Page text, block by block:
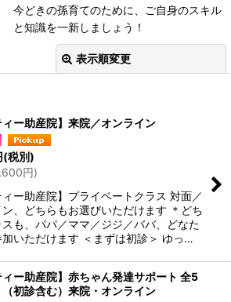
今どきの孫育てのために、ご自身のスキル
と知識を一新しましょう！
表示順変更
絞り込む
ィー助産院】来院／オンライン
(税別)
円)
ィー助産院】プライベートクラス 対面／
、どちらもお選びいただけます ＊どち
スも、パパ／ママ／ジジ／ババ、どなた
加いただけます ＜まずは初診＞ ゆっ…
ィー助産院】赤ちゃん発達サポート 全5
（初診含む）来院・オンライン